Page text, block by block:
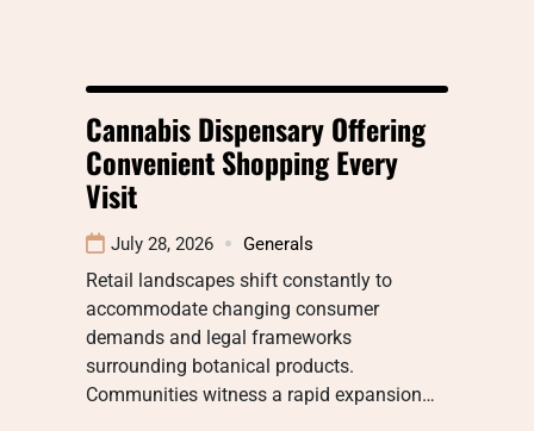
Cannabis Dispensary Offering
Convenient Shopping Every
Visit
July 28, 2026 Generals
Retail landscapes shift constantly to
accommodate changing consumer
demands and legal frameworks
surrounding botanical products.
Communities witness a rapid expansion…